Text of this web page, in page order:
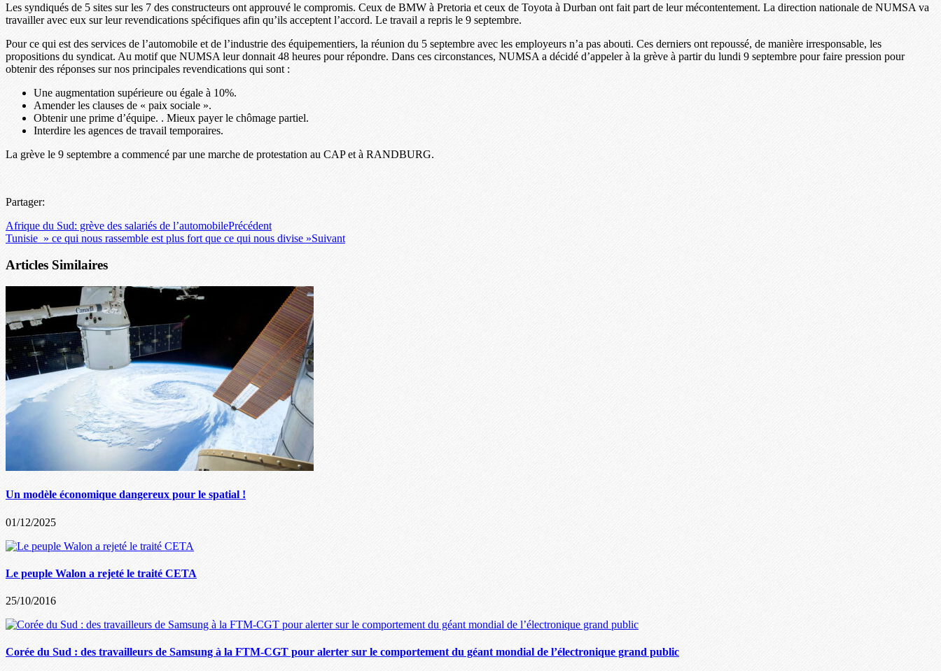
Les syndiqués de 5 sites sur les 7 des constructeurs ont approuvé le compromis. Ceux de BMW à Pretoria et ceux de Toyota à Durban ont fait part de leur mécontentement. La direction nationale de NUMSA va
travailler avec eux sur leur revendications spécifiques afin qu’ils acceptent l’accord. Le travail a repris le 9 septembre.
Pour ce qui est des services de l’automobile et de l’industrie des équipementiers, la réunion du 5 septembre avec les employeurs n’a pas abouti. Ces derniers ont repoussé, de manière irresponsable, les
propositions du syndicat. Au motif que NUMSA leur donnait 48 heures pour répondre. Dans ces circonstances, NUMSA a décidé d’appeler à la grève à partir du lundi 9 septembre pour faire pression pour
obtenir des réponses sur nos principales revendications qui sont :
Une augmentation supérieure ou égale à 10%.
Amender les clauses de « paix sociale ».
Obtenir une prime d’équipe. . Mieux payer le chômage partiel.
Interdire les agences de travail temporaires.
La grève le 9 septembre a commencé par une marche de protestation au CAP et à RANDBURG.
Partager:
Afrique du Sud: grève des salariés de l’automobilePrécédent
Tunisie » ce qui nous rassemble est plus fort que ce qui nous divise »Suivant
Articles Similaires
Un modèle économique dangereux pour le spatial !
01/12/2025
Le peuple Walon a rejeté le traité CETA
25/10/2016
Corée du Sud : des travailleurs de Samsung à la FTM-CGT pour alerter sur le comportement du géant mondial de l’électronique grand public